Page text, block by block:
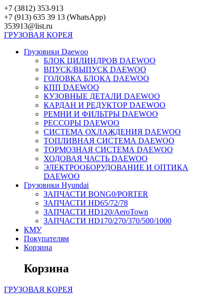
Перейти
к
контенту
+7 (3812) 353-913
+7 (913) 635 39 13 (WhatsApp)
353913@list.ru
ГРУЗОВАЯ КОРЕЯ
Грузовики Daewoo
БЛОК ЦИЛИНДРОВ DAEWOO
ВПУСК/ВЫПУСК DAEWOO
ГОЛОВКА БЛОКА DAEWOO
КПП DAEWOO
КУЗОВНЫЕ ДЕТАЛИ DAEWOO
КАРДАН И РЕДУКТОР DAEWOO
РЕМНИ И ФИЛЬТРЫ DAEWOO
РЕССОРЫ DAEWOO
СИСТЕМА ОХЛАЖДЕНИЯ DAEWOO
ТОПЛИВНАЯ СИСТЕМА DAEWOO
ТОРМОЗНАЯ СИСТЕМА DAEWOO
ХОДОВАЯ ЧАСТЬ DAEWOO
ЭЛЕКТРООБОРУДОВАНИЕ И ОПТИКА
DAEWOO
Грузовики Hyundai
ЗАПЧАСТИ BONG0/PORTER
ЗАПЧАСТИ HD65/72/78
ЗАПЧАСТИ HD120/AeroTown
ЗАПЧАСТИ HD170/270/370/500/1000
КМУ
Покупателям
Корзина
Корзина
ГРУЗОВАЯ КОРЕЯ